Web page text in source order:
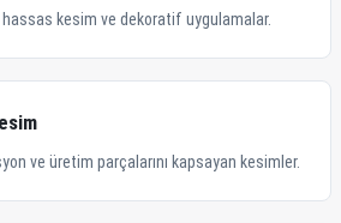
kesim ve dekoratif uygulamalar.
ve üretim parçalarını kapsayan kesimler.